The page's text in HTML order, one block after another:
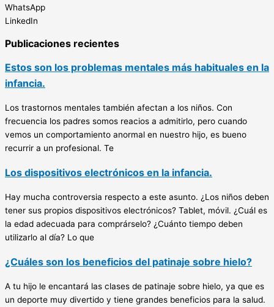
WhatsApp
LinkedIn
Publicaciones recientes
Estos son los problemas mentales más habituales en la
infancia.
Los trastornos mentales también afectan a los niños. Con
frecuencia los padres somos reacios a admitirlo, pero cuando
vemos un comportamiento anormal en nuestro hijo, es bueno
recurrir a un profesional. Te
Los dispositivos electrónicos en la infancia.
Hay mucha controversia respecto a este asunto. ¿Los niños deben
tener sus propios dispositivos electrónicos? Tablet, móvil. ¿Cuál es
la edad adecuada para comprárselo? ¿Cuánto tiempo deben
utilizarlo al día? Lo que
¿Cuáles son los beneficios del patinaje sobre hielo?
A tu hijo le encantará las clases de patinaje sobre hielo, ya que es
un deporte muy divertido y tiene grandes beneficios para la salud.